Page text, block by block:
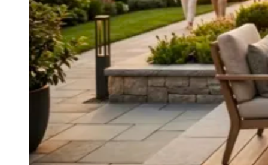
Anuncie no Portal
Verificar EmpresaNovo
Anunciar Vagas
Novo
Publicidade Legal
NBA
NFL
Fórmula 1
UFC
Tênis (ATP)
MLB
NHL
Atletismo
Vôlei
NBB